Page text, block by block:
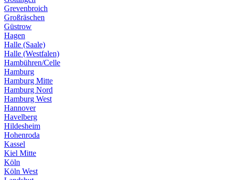
Grevenbroich
Großräschen
Güstrow
Hagen
Halle (Saale)
Halle (Westfalen)
Hambühren/Celle
Hamburg
Hamburg Mitte
Hamburg Nord
Hamburg West
Hannover
Havelberg
Hildesheim
Hohenroda
Kassel
Kiel Mitte
Köln
Köln West